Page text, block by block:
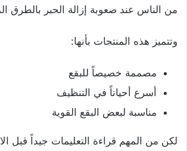
من الناس عند صعوبة إزالة الحبر بالطرق
وتتميز هذه المنتجات بأنها:
مصممة خصيصاً للبقع
أسرع أحياناً في التنظيف
مناسبة لبعض البقع القوية
لكن من المهم قراءة التعليمات جيداً قبل